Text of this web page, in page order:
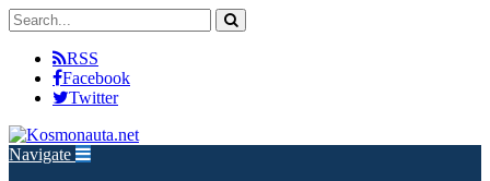
RSS
Facebook
Twitter
Navigate